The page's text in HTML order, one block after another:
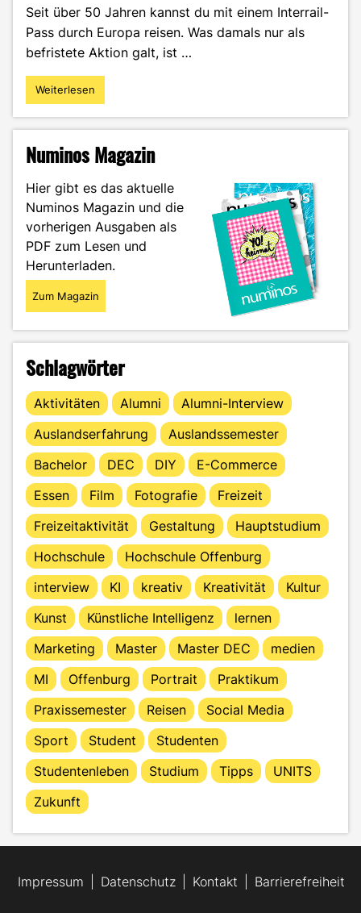
Seit über 50 Jahren kannst du mit einem Interrail-
Pass durch Europa reisen. Was damals nur als
befristete Aktion galt, ist …
"Abenteuer
Interrail:
alleine
dem
Zug
durch
Europa"
Weiterlesen
Numinos Magazin
Hier gibt es das aktuelle
Numinos Magazin und die
vorherigen Ausgaben als
PDF zum Lesen und
Herunterladen.
Zum Magazin
Schlagwörter
Aktivitäten Alumni
Alumni-Interview
Auslandserfahrung
Auslandssemester
Bachelor
DEC DIY
E-Commerce
Essen
Film Fotografie
Freizeit
Freizeitaktivität
Gestaltung
Hauptstudium
Hochschule
Hochschule Offenburg
interview
KI kreativ Kreativität
Kultur
Kunst
Künstliche Intelligenz
lernen
Marketing
Master Master DEC
medien
MI
Offenburg Portrait
Praktikum
Praxissemester
Reisen
Social Media
Sport
Student
Studenten
Studentenleben
Studium Tipps
UNITS
Zukunft
Impressum Datenschutz Kontakt Barrierefreiheit